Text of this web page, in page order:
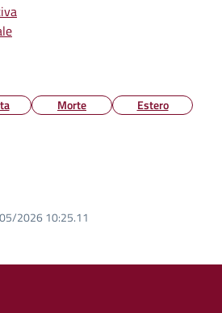
Morte Estero
2026 10:25.11